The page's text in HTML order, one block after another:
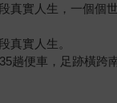
真實人生，一個個世
真實人生。
趟便車，足跡橫